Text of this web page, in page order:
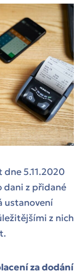
dne 5.11.2020
dani z přidané
ustanovení
z nich
za dodání